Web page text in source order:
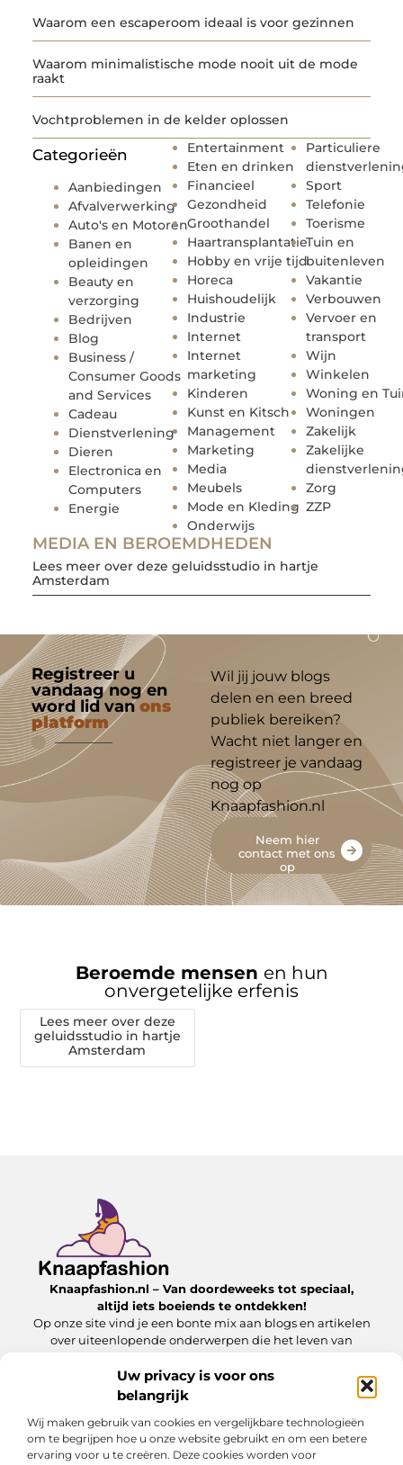
Uw privacy is voor ons
belangrijk
Wij maken gebruik van cookies en vergelijkbare technologieën
om te begrijpen hoe u onze website gebruikt en om een betere
ervaring voor u te creëren. Deze cookies worden voor
Waarom een escaperoom ideaal is voor gezinnen
Waarom minimalistische mode nooit uit de mode
raakt
Vochtproblemen in de kelder oplossen
Categorieën
Aanbiedingen
Afvalverwerking
Auto's en Motoren
Banen en
opleidingen
Beauty en
verzorging
Bedrijven
Blog
Business /
Consumer Goods
and Services
Cadeau
Dienstverlening
Dieren
Electronica en
Computers
Energie
Entertainment
Eten en drinken
Financieel
Gezondheid
Groothandel
Haartransplantatie
Hobby en vrije tijd
Horeca
Huishoudelijk
Industrie
Internet
Internet
marketing
Kinderen
Kunst en Kitsch
Management
Marketing
Media
Meubels
Mode en Kleding
Onderwijs
Particuliere
Sport
Telefonie
Toerisme
Tuin en
buitenleven
Vakantie
Verbouwen
Vervoer en
transport
Wijn
Winkelen
Woning en
Woningen
Zakelijk
Zakelijke
Zorg
ZZP
MEDIA EN BEROEMDHEDEN
Lees meer over deze geluidsstudio in hartje
Amsterdam
Registreer u
vandaag nog en
word lid vanons
platform
Wil jij jouw blogs
delen en een breed
publiek bereiken?
Wacht niet langer en
registreer je vandaag
nog op
Knaapfashion.nl
Neem hier
contact met ons
op
Beroemde mensen en hun
onvergetelijke erfenis
Lees meer over deze
geluidsstudio in hartje
Amsterdam
Knaapfashion.nl – Van doordeweeks tot speciaal,
altijd iets boeiends te ontdekken!
Op onze site vind je een bonte mix aan blogs en artikelen
over uiteenlopende onderwerpen die het leven van
Onze informatie
Bericht categorie